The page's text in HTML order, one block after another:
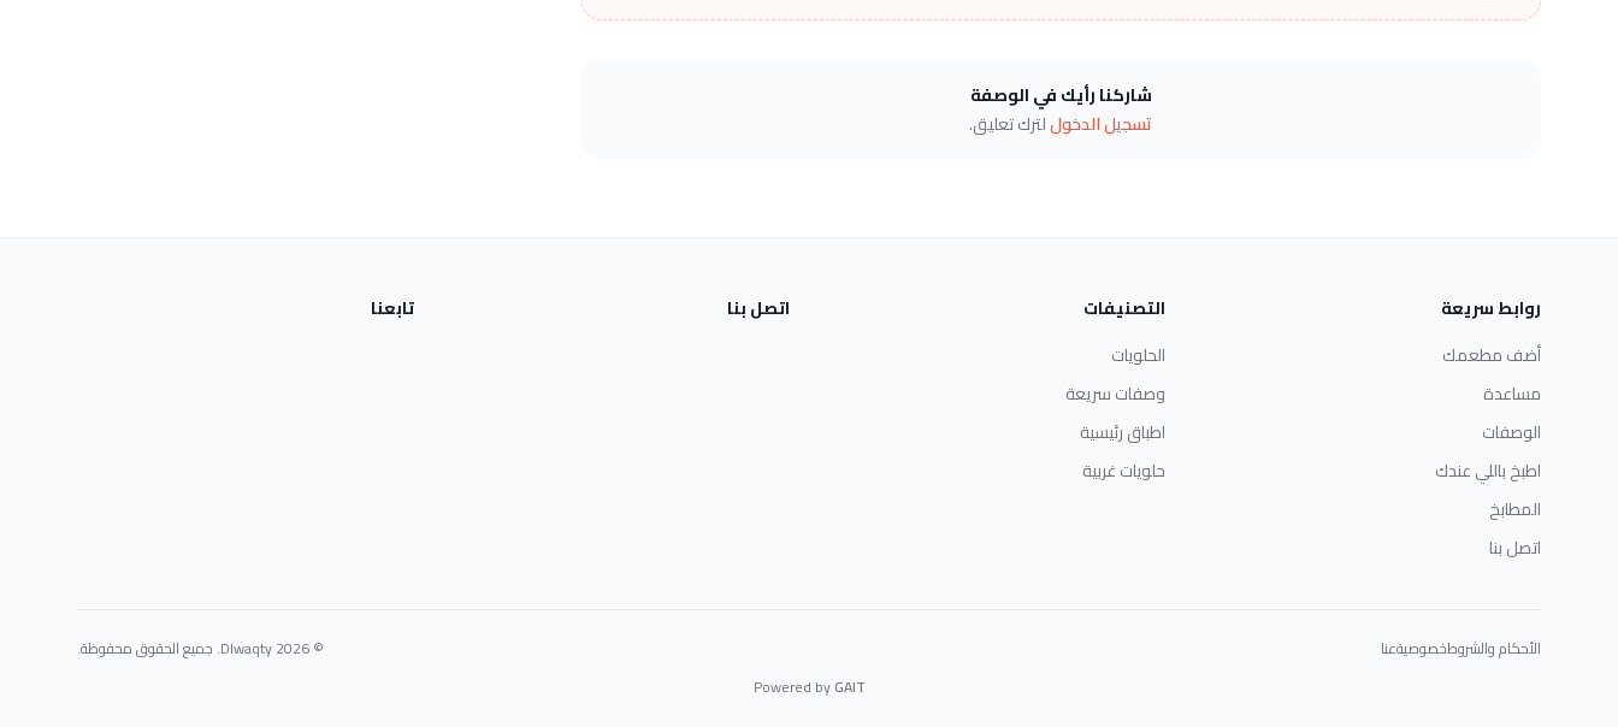
شاركنا رأيك في الوصفة
تسجيل الدخوللترك تعليق.
روابط سريعة
أضف مطعمك
مساعدة
الوصفات
اطبخ باللي عندك
المطابخ
اتصل بنا
التصنيفات
الحلويات
وصفات سريعة
اطباق رئيسية
حلويات غربية
اتصل بنا تابعنا
الأحكام والشروطخصوصيةعنا
© 2026 Dlwaqty. جميع الحقوق محفوظة.
Powered byGAIT